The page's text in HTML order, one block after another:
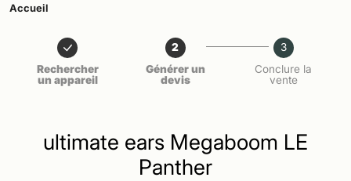
Accueil
Rechercher
un appareil
2
Générer un
devis
3
Conclure la
vente
ultimate ears Megaboom LE
Panther